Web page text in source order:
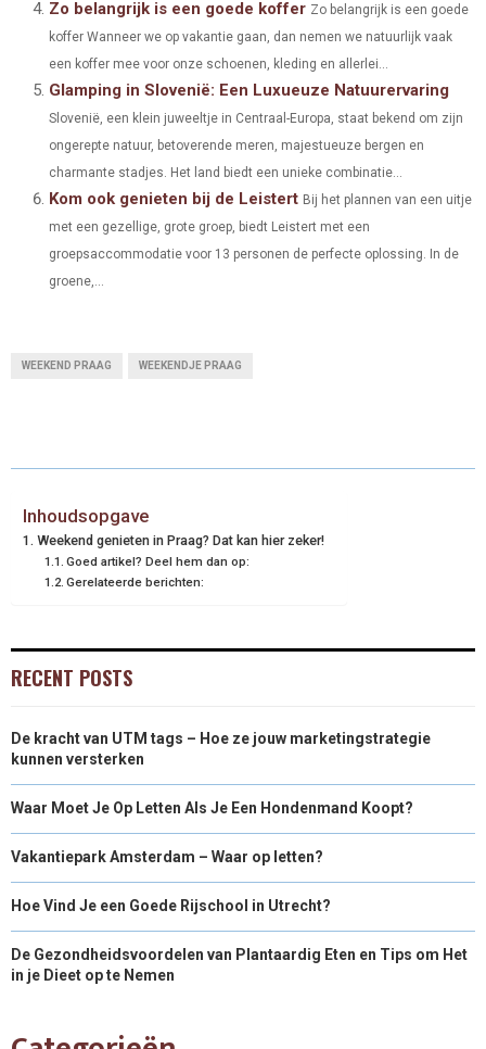
)
Zo belangrijk is een goede koffer Zo belangrijk is een goede
koffer Wanneer we op vakantie gaan, dan nemen we natuurlijk vaak
een koffer mee voor onze schoenen, kleding en allerlei...
Glamping in Slovenië: Een Luxueuze Natuurervaring
Slovenië, een klein juweeltje in Centraal-Europa, staat bekend om zijn
ongerepte natuur, betoverende meren, majestueuze bergen en
charmante stadjes. Het land biedt een unieke combinatie...
Kom ook genieten bij de Leistert Bij het plannen van een uitje
met een gezellige, grote groep, biedt Leistert met een
groepsaccommodatie voor 13 personen de perfecte oplossing. In de
groene,...
WEEKEND PRAAG WEEKENDJE PRAAG
Inhoudsopgave
Weekend genieten in Praag? Dat kan hier zeker!
Goed artikel? Deel hem dan op:
Gerelateerde berichten:
RECENT POSTS
De kracht van UTM tags – Hoe ze jouw marketingstrategie
kunnen versterken
Waar Moet Je Op Letten Als Je Een Hondenmand Koopt?
Vakantiepark Amsterdam – Waar op letten?
Hoe Vind Je een Goede Rijschool in Utrecht?
De Gezondheidsvoordelen van Plantaardig Eten en Tips om Het
in je Dieet op te Nemen